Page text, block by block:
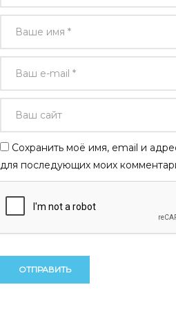
Сохранить моё имя, email и
для последующих моих